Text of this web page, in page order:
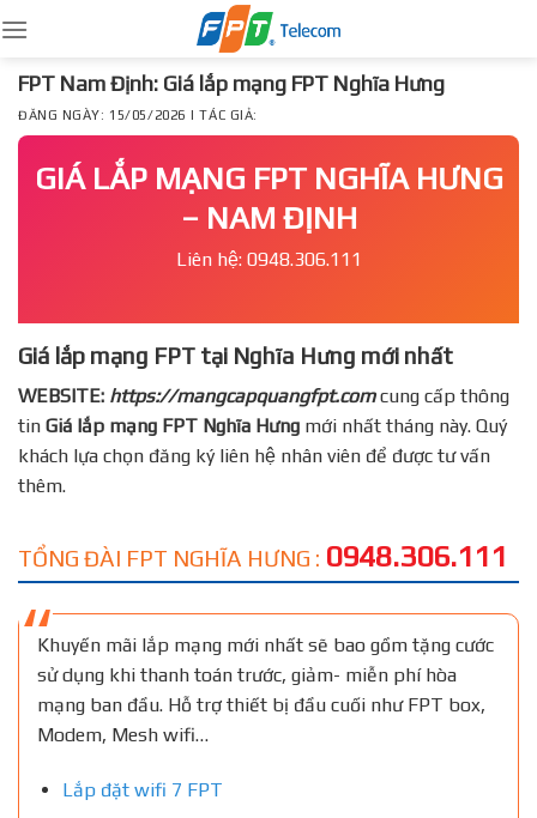
to
content
FPT Nam Định: Giá lắp mạng FPT Nghĩa Hưng
ĐĂNG NGÀY: 15/05/2026 | TÁC GIẢ:
GIÁ LẮP MẠNG FPT NGHĨA HƯNG
– NAM ĐỊNH
Liên hệ: 0948.306.111
Giá lắp mạng FPT tại Nghĩa Hưng mới nhất
WEBSITE: https://mangcapquangfpt.comcung cấp thông
tin Giá lắp mạng FPT Nghĩa Hưng mới nhất tháng này. Quý
khách lựa chọn đăng ký liên hệ nhân viên để được tư vấn
thêm.
TỔNG ĐÀI FPT NGHĨA HƯNG : 0948.306.111
Khuyến mãi lắp mạng mới nhất sẽ bao gồm tặng cước
sử dụng khi thanh toán trước, giảm- miễn phí hòa
mạng ban đầu. Hỗ trợ thiết bị đầu cuối như FPT box,
Modem, Mesh wifi…
Lắp đặt wifi 7 FPT